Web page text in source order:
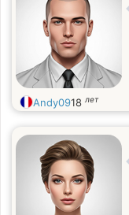
Andy0918 лет